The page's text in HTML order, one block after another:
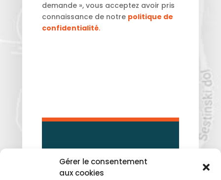
Gérer le consentement
aux cookies
demande », vous acceptez avoir pris
connaissance de notre politique de
confidentialité.
ZONE DE KERANDOUARÉ,
834 ROUTE DE CAUDAN,